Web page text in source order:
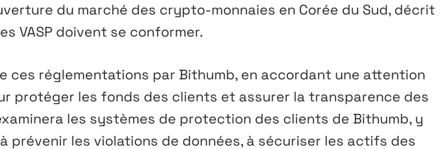
du marché des crypto-monnaies en Corée du Sud, décrit
VASP doivent se conformer.
ces réglementations par Bithumb, en accordant une attention
protéger les fonds des clients et assurer la transparence des
les systèmes de protection des clients de Bithumb, y
prévenir les violations de données, à sécuriser les actifs des